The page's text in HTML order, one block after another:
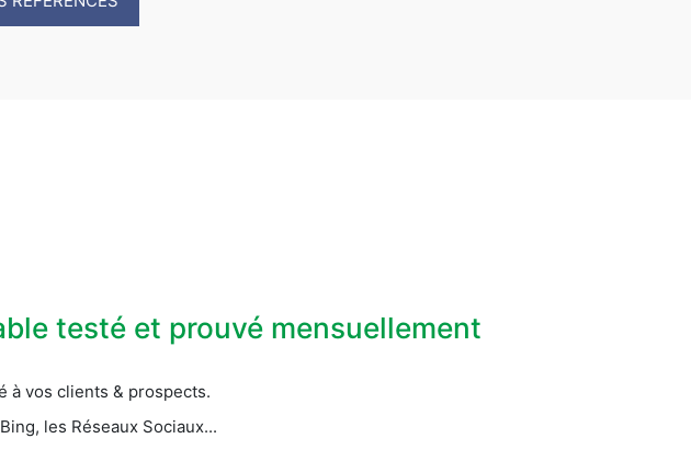
testé et prouvé mensuellement
à vos clients & prospects.
les Réseaux Sociaux...